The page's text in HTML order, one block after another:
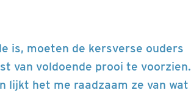
is, moeten de kersverse ouders
van voldoende prooi te voorzien.
lijkt het me raadzaam ze van wat